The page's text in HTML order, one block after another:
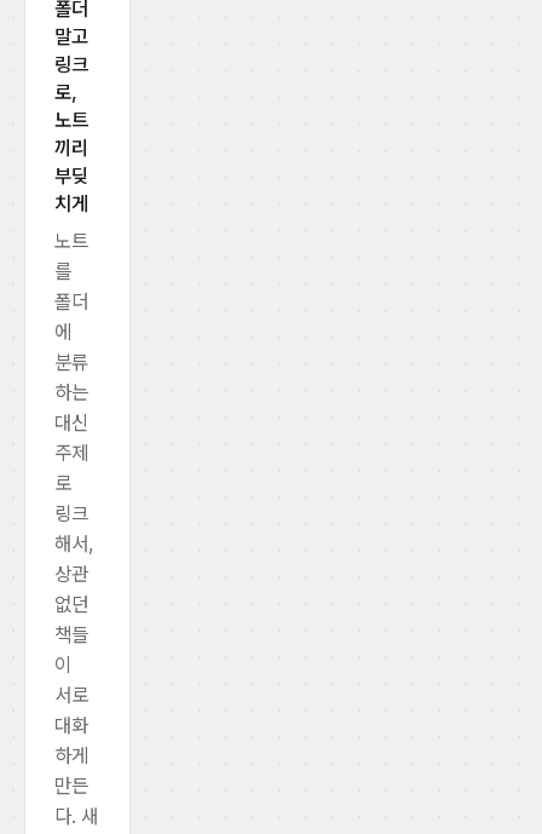
폴더
말고
링크
로,
노트
끼리
부딪
치게
노트
를
폴더
에
분류
하는
대신
주제
로
링크
해서,
상관
없던
책들
이
서로
대화
하게
만든
다. 새